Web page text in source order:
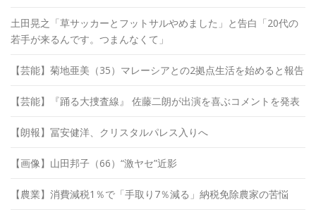
土田晃之「草サッカーとフットサルやめました」と告白「20代の
若手が来るんです。つまんなくて」
【芸能】菊地亜美（35）マレーシアとの2拠点生活を始めると報告
【芸能】『踊る大捜査線』 佐藤二朗が出演を喜ぶコメントを発表
【朗報】冨安健洋、クリスタルパレス入りへ
【画像】山田邦子（66）“激ヤセ”近影
【農業】消費減税1％で「手取り7％減る」納税免除農家の苦悩